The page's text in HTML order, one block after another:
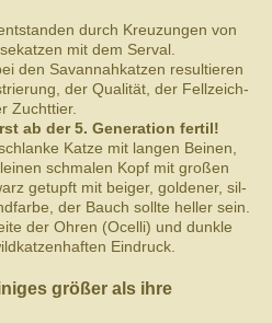
durch Kreuzun­gen von
mit dem Serval.
den Savan­nahkatzen resul­tieren
der Qual­ität, der Fel­lze­ich­
Zuchttier.
ab der 5. ​Generation fertil!
Katze mit lan­gen Beinen,
schmalen Kopf mit großen
getupft mit beiger, gold­ener, sil­
der Bauch sollte heller sein.
der Ohren (Ocelli) und dun­kle
Eindruck.
größer als ihre